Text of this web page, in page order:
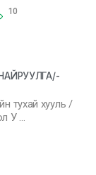
10
тухай хууль /
У …